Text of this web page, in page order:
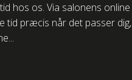
hos os. Via salonens online
tid præcis når det passer